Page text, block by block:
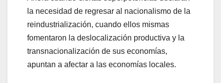
la necesidad de regresar al nacionalismo de la
reindustrialización, cuando ellos mismas
fomentaron la deslocalización productiva y la
transnacionalización de sus economías,
apuntan a afectar a las economías locales.